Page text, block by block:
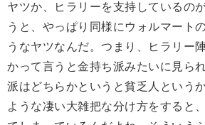
ヤツか、ヒラリーを支持しているの
うと、やっぱり同様にウォルマート
うなヤツなんだ。つまり、ヒラリー
かって言うと金持ち派みたいに見ら
派はどちらかというと貧乏人という
ような凄い大雑把な分け方をすると